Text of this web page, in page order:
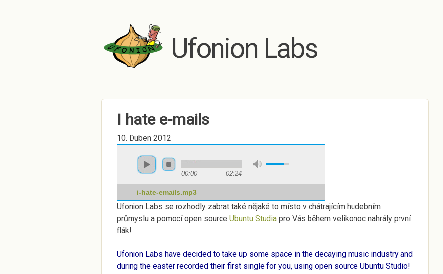
Ufonion Labs
I hate e-mails
10. Duben 2012
00:00 02:24
i-hate-emails.mp3
Ufonion Labs se rozhodly zabrat také nějaké to místo v chátrajícím hudebním
průmyslu a pomocí open source Ubuntu Studiapro Vás během velikonoc nahrály první
flák!
Ufonion Labs have decided to take up some space in the decaying music industry and
during the easter recorded their first single for you, using open source Ubuntu Studio!